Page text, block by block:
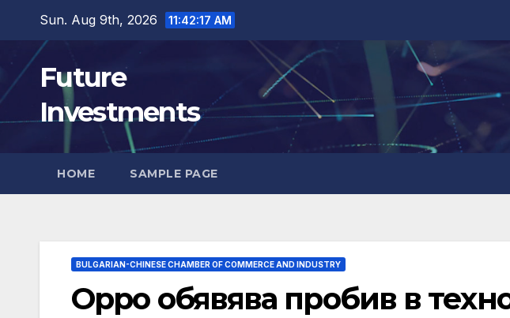
content
Sun. Aug 9th, 2026 11:42:19 AM
Future
Investments
HOME SAMPLE PAGE
BULGARIAN-CHINESE CHAMBER OF COMMERCE AND INDUSTRY
Oppo обявява пробив в